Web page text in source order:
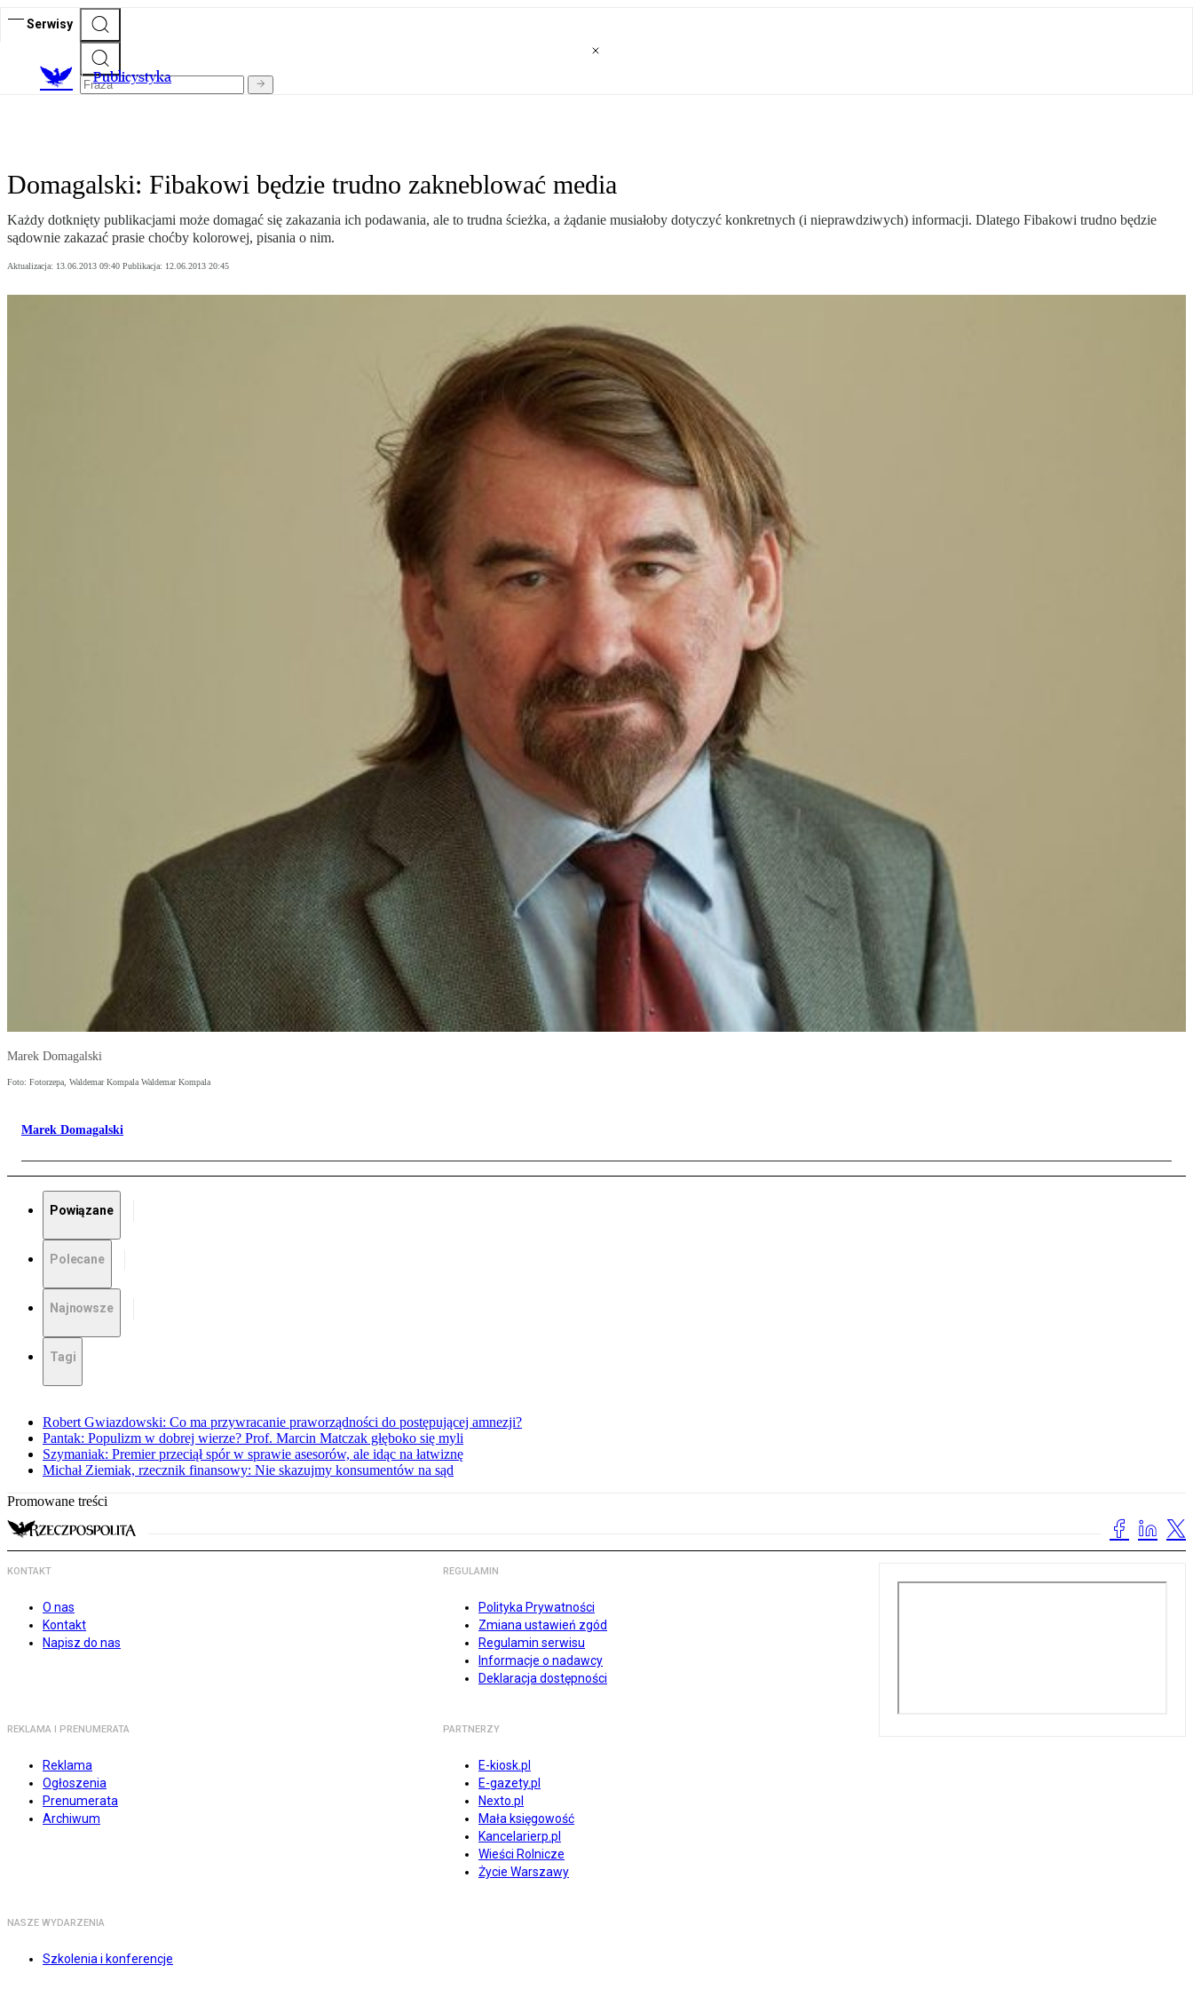
Serwisy
Publicystyka
Domagalski: Fibakowi będzie trudno zakneblować media
Każdy dotknięty publikacjami może domagać się zakazania ich podawania, ale to trudna ścieżka, a żądanie musiałoby dotyczyć konkretnych (i nieprawdziwych) informacji. Dlatego Fibakowi trudno będzie
sądownie zakazać prasie choćby kolorowej, pisania o nim.
Aktualizacja: 13.06.2013 09:40 Publikacja: 12.06.2013 20:45
Marek Domagalski
Foto: Fotorzepa, Waldemar Kompala Waldemar Kompala
Marek Domagalski
Powiązane
Polecane
Najnowsze
Tagi
Robert Gwiazdowski: Co ma przywracanie praworządności do postępującej amnezji?
Pantak: Populizm w dobrej wierze? Prof. Marcin Matczak głęboko się myli
Szymaniak: Premier przeciął spór w sprawie asesorów, ale idąc na łatwiznę
Michał Ziemiak, rzecznik finansowy: Nie skazujmy konsumentów na sąd
Promowane treści
KONTAKT
O nas
Kontakt
Napisz do nas
REGULAMIN
Polityka Prywatności
Zmiana ustawień zgód
Regulamin serwisu
Informacje o nadawcy
Deklaracja dostępności
REKLAMA I PRENUMERATA
Reklama
Ogłoszenia
Prenumerata
Archiwum
PARTNERZY
E-kiosk.pl
E-gazety.pl
Nexto.pl
Mała księgowość
Kancelarierp.pl
Wieści Rolnicze
Życie Warszawy
NASZE WYDARZENIA
Szkolenia i konferencje